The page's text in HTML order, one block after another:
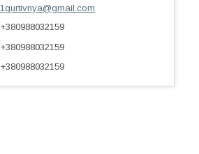
1gurtivnya@gmail.com
+380988032159
+380988032159
+380988032159